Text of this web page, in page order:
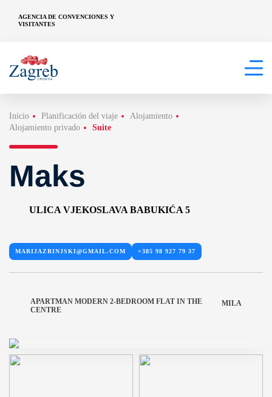
AGENCIA DE CONVENCIONES Y
VISITANTES
Inicio Planificación del viaje
Alojamiento
Alojamiento privado
Suite
Maks
ULICA VJEKOSLAVA BABUKIĆA 5
MARIJAZRINJSKI@GMAIL.COM +385 98 927 79 37
APARTMAN MODERN 2-BEDROOM FLAT IN THE
CENTRE
MILA